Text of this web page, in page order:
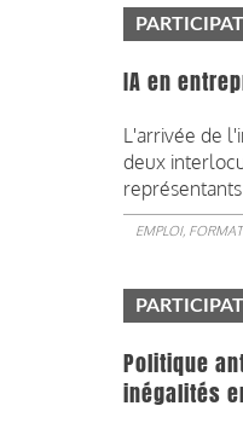
IA en
L'arrivée de
deux
EMPLOI,
Politique
inégalités